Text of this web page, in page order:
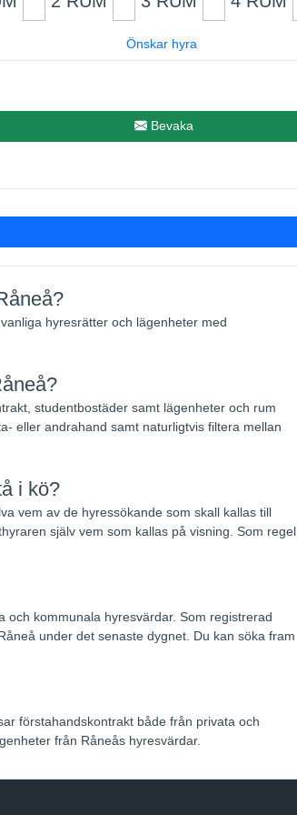
Önskar hyra
Bevaka
hyresrätter och lägenheter med
studentbostäder samt lägenheter och rum
eller andrahand samt naturligtvis filtera mellan
i kö?
vem av de hyressökande som skall kallas till
själv vem som kallas på visning. Som regel
kommunala hyresvärdar. Som registrerad
under det senaste dygnet. Du kan söka fram
förstahandskontrakt både från privata och
från Råneås hyresvärdar.